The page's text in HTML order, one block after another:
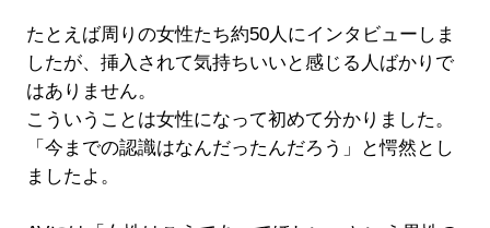
たとえば周りの女性たち約50人にインタビューしま
したが、挿入されて気持ちいいと感じる人ばかりで
はありません。
こういうことは女性になって初めて分かりました。
「今までの認識はなんだったんだろう」と愕然とし
ましたよ。